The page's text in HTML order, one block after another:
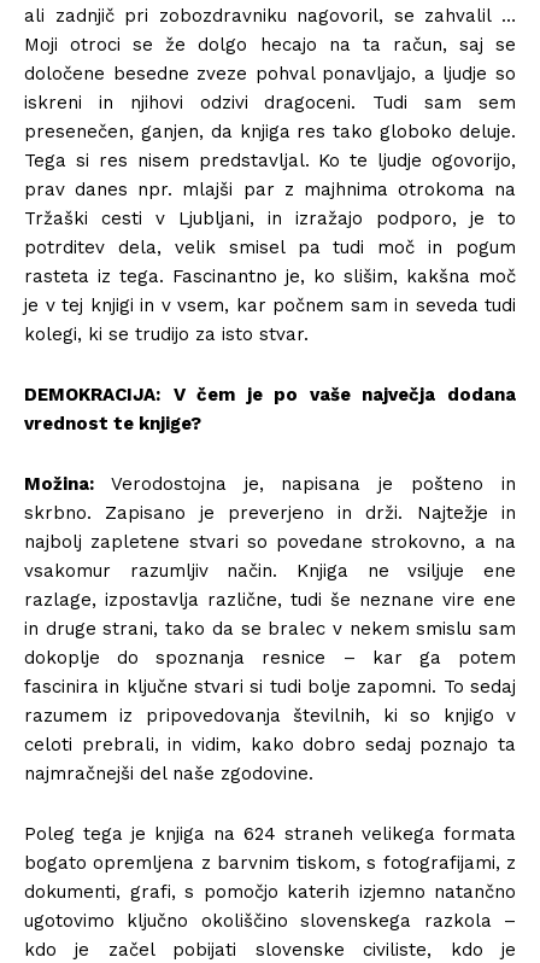
ali zadnjič pri zobozdravniku nagovoril, se zahvalil …
Moji otroci se že dolgo hecajo na ta račun, saj se
določene besedne zveze pohval ponavljajo, a ljudje so
iskreni in njihovi odzivi dragoceni. Tudi sam sem
presenečen, ganjen, da knjiga res tako globoko deluje.
Tega si res nisem predstavljal. Ko te ljudje ogovorijo,
prav danes npr. mlajši par z majhnima otrokoma na
Tržaški cesti v Ljubljani, in izražajo podporo, je to
potrditev dela, velik smisel pa tudi moč in pogum
rasteta iz tega. Fascinantno je, ko slišim, kakšna moč
je v tej knjigi in v vsem, kar počnem sam in seveda tudi
kolegi, ki se trudijo za isto stvar.
DEMOKRACIJA:
V čem je po vaše največja dodana
vrednost te knjige?
Možina: Verodostojna je, napisana je pošteno in
skrbno. Zapisano je preverjeno in drži. Najtežje in
najbolj zapletene stvari so povedane strokovno, a na
vsakomur razumljiv način. Knjiga ne vsiljuje ene
razlage, izpostavlja različne, tudi še neznane vire ene
in druge strani, tako da se bralec v nekem smislu sam
dokoplje do spoznanja resnice – kar ga potem
fascinira in ključne stvari si tudi bolje zapomni. To sedaj
razumem iz pripovedovanja številnih, ki so knjigo v
celoti prebrali, in vidim, kako dobro sedaj poznajo ta
najmračnejši del naše zgodovine.
Poleg tega je knjiga na 624 straneh velikega formata
bogato opremljena z barvnim tiskom, s fotografijami, z
dokumenti, grafi, s pomočjo katerih izjemno natančno
ugotovimo ključno okoliščino slovenskega razkola –
kdo je začel pobijati slovenske civiliste, kdo je